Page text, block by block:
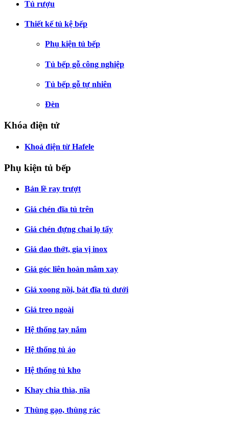
Tủ rượu
Thiết kế tủ kệ bếp
Phụ kiện tủ bếp
Tủ bếp gỗ công nghiệp
Tủ bếp gỗ tự nhiên
Đèn
Khóa điện tử
Khoá điện từ Hafele
Phụ kiện tủ bếp
Bản lề ray trượt
Giá chén đĩa tủ trên
Giá chén đựng chai lọ tẩy
Giá dao thớt, gia vị inox
Giá góc liên hoàn mâm xay
Giá xoong nồi, bát đĩa tủ dưới
Giá treo ngoài
Hệ thống tay nắm
Hệ thống tủ áo
Hệ thống tủ kho
Khay chia thìa, nĩa
Thùng gạo, thùng rác